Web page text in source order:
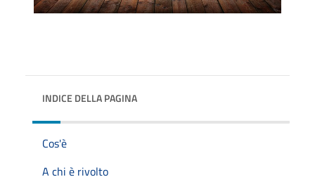
INDICE DELLA PAGINA
Cos'è
A chi è rivolto